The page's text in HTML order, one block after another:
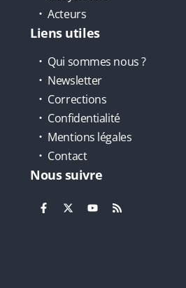
Acteurs
Liens utiles
Qui sommes nous ?
Newsletter
Corrections
Confidentialité
Mentions légales
Contact
Nous suivre